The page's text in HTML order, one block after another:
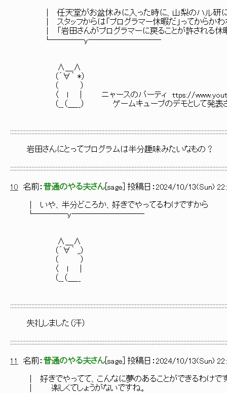
│ 任天堂がお盆休みに入った時に、山梨のハル研に
│ スタッフからは「プログラマー休暇だ」ってからかわ
│ 「岩田さんがプログラマーに戻ることが許される休暇
└────y─────────
∧＿∧
（´∀｀ *）
（ ）
〈 ｌ ｜ ニャースのパーティ ttps://
（__（＿__） ゲームキューブのデモとして発表され
岩田さんにとってプログラムは半分趣味みたいなもの？
10 名前： 普通のやる夫さん sage ] 投稿日： 2024/10/13(Sun)
│ いや、半分どころか、好きでやってるわけですから
└────y─────────
∧＿∧
（´∀｀ ,,）
（ ）
〈 ｌ ｜
（__（＿__
失礼しました（汗）
11 名前： 普通のやる夫さん sage ] 投稿日： 2024/10/13(Sun)
│ 好きでやってて、こんなに夢のあることができるわけで
│ 楽しくてしょうがないですね。